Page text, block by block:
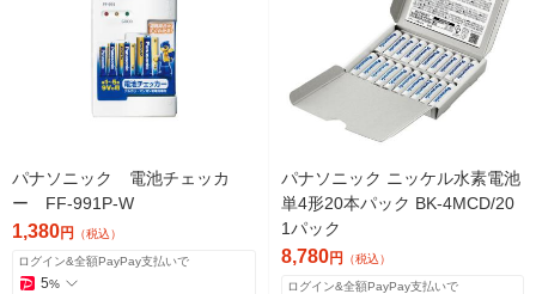
パナソニック 電池チェッカ
ー FF-991P-W
1,380円 （税込）
ログイン&全額PayPay支払いで
5%
パナソニック ニッケル水素電池
単4形20本パック BK-4MCD/20
1パック
8,780円 （税込）
ログイン&全額PayPay支払いで